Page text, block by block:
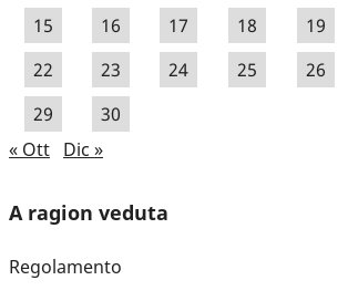
15
16 17 18 19
22
23 24 25 26
29
30
« Ott Dic »
A ragion veduta
Regolamento